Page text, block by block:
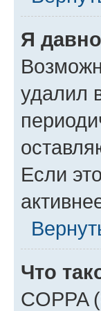
Я
удалил
Если
Что
COPPA